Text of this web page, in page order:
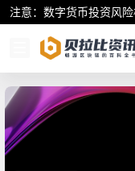
注意：数字货币投资风